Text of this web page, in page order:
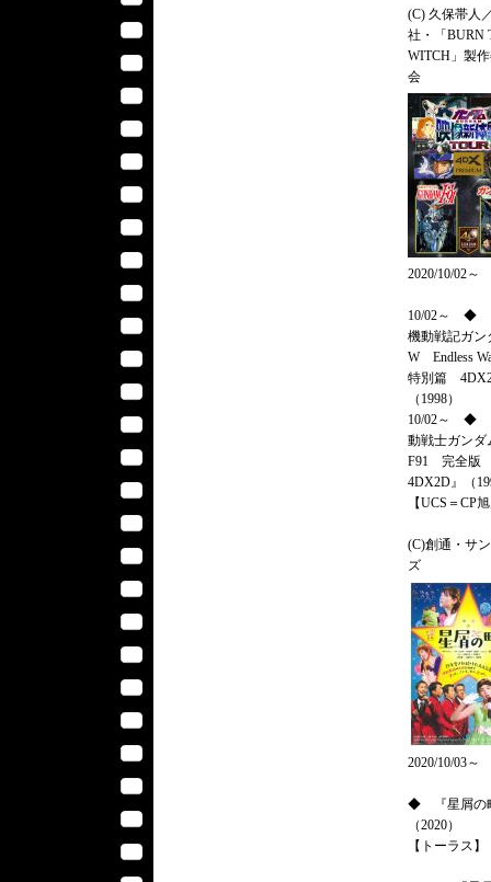
(C) 久保帯人
社・「BURN
WITCH」製
会
2020/10/02～
10/02～ ◆
機動戦記ガン
W Endless
特別篇
（1998）
10/02～ ◆
動戦士ガンダ
F91 完全
4DX2D』（
【UCS＝CP
(C)創通・サ
ズ
2020/10/03～
◆ 『星屑の
（2020）
【トーラス】